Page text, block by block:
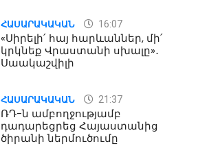
ՀԱՍԱՐԱԿԱԿԱՆ 16:07
«Սիրելի՛ հայ հարևաններ, մի՛
կրկնեք Վրաստանի սխալը»․
Սաակաշվիլի
ՀԱՍԱՐԱԿԱԿԱՆ 21:37
ՌԴ-ն ամբողջությամբ
դադարեցրեց Հայաստանից
ծիրանի ներմուծումը